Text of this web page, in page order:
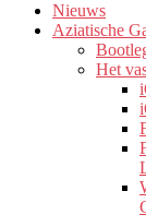
Nieuws
Aziatische
Het